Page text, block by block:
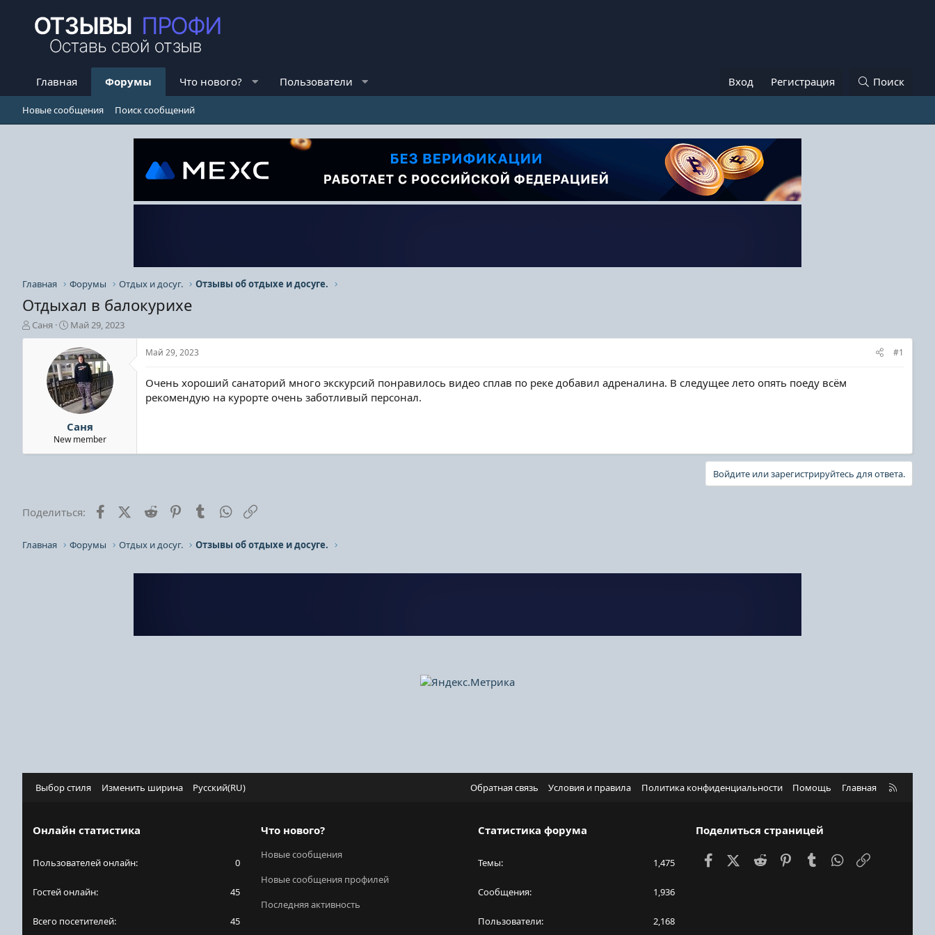
Главная Форумы Что нового? Пользователи Вход Регистрация Поиск
Новые сообщения Поиск сообщений
Главная Форумы Отдых и досуг. Отзывы об отдыхе и досуге.
Отдыхал в балокурихе
А
в
Саня
Д
а
т
а
н
а
ч
а
л
а
Май 29, 2023
Саня
New member
Май 29, 2023 #1
Очень хороший санаторий много экскурсий понравилось видео сплав по реке добавил адреналина. В следущее лето опять поеду всём
рекомендую на курорте очень заботливый персонал.
Войдите или зарегистрируйтесь для ответа.
Поделиться: FacebookX (Twitter)
Reddit PinterestTumblr WhatsApp
Главная Форумы Отдых и досуг. Отзывы об отдыхе и досуге.
Выбор стиля Изменить ширина Русский(RU) Обратная связь Условия и правила Политика конфиденциальности Помощь Главная
R
Онлайн статистика
Пользователей онлайн 0
Гостей онлайн 45
Всего посетителей 45
Что нового?
Новые сообщения
Новые сообщения профилей
Последняя активность
Статистика форума
Темы 1,475
Сообщения 1,936
Пользователи 2,168
Поделиться страницей
FacebookX (Twitter)
Reddit PinterestTumblr WhatsApp